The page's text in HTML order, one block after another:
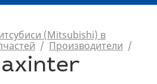
(Mitsubishi) в
/ Производители /